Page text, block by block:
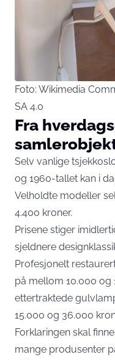
Foto: Wikimedia
SA 4.0
Fra
Selv vanlige
og 1960-tallet kan i
Velholdte modeller
4.400 kroner.
Prisene stiger
sjeldnere
Profesjonelt
på mellom 10.000 og
ettertraktede
15.000 og 36.000
Forklaringen skal
mange produsenter